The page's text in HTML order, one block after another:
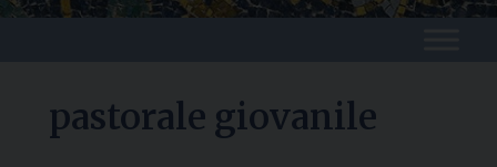
pastorale giovanile